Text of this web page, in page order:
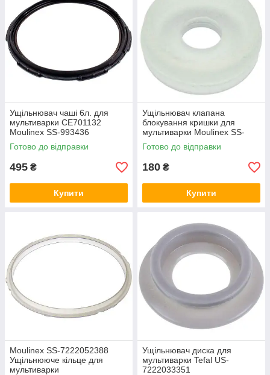
Ущільнювач чаші 6л. для
мультиварки CE701132
Moulinex SS-993436
Готово до відправки
495 ₴
Купити
Ущільнювач клапана
блокування кришки для
мультиварки Moulinex SS-
994485
Готово до відправки
180 ₴
Купити
Moulinex SS-7222052388
Ущільнююче кільце для
мультиварки
Ущільнювач диска для
мультиварки Tefal US-
7222033351